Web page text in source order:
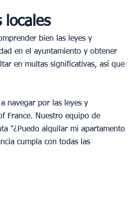
locales
bien las leyes y
en el ayuntamiento y obtener
en multas significativas, así que
navegar por las leyes y
France. Nuestro equipo de
"¿Puedo alquilar mi apartamento
cumpla con todas las